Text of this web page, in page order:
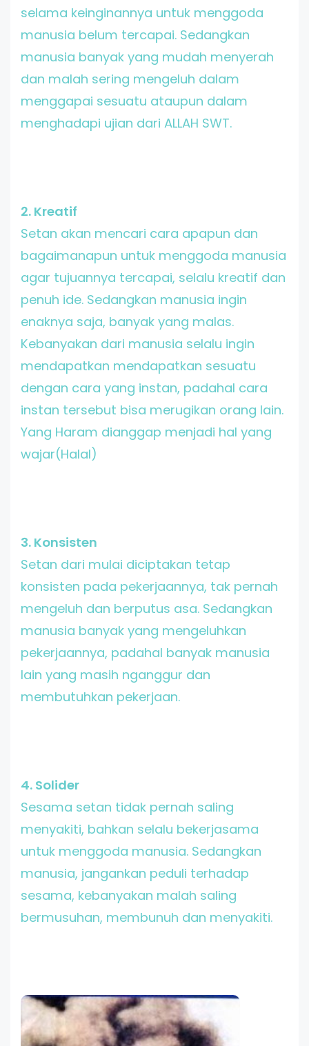
selama keinginannya untuk menggoda
manusia belum tercapai. Sedangkan
manusia banyak yang mudah menyerah
dan malah sering mengeluh dalam
menggapai sesuatu ataupun dalam
menghadapi ujian dari ALLAH SWT.
2. Kreatif
Setan akan mencari cara apapun dan
bagaimanapun untuk menggoda manusia
agar tujuannya tercapai, selalu kreatif dan
penuh ide. Sedangkan manusia ingin
enaknya saja, banyak yang malas.
Kebanyakan dari manusia selalu ingin
mendapatkan mendapatkan sesuatu
dengan cara yang instan, padahal cara
instan tersebut bisa merugikan orang lain.
Yang Haram dianggap menjadi hal yang
wajar(Halal)
3. Konsisten
Setan dari mulai diciptakan tetap
konsisten pada pekerjaannya, tak pernah
mengeluh dan berputus asa. Sedangkan
manusia banyak yang mengeluhkan
pekerjaannya, padahal banyak manusia
lain yang masih nganggur dan
membutuhkan pekerjaan.
4. Solider
Sesama setan tidak pernah saling
menyakiti, bahkan selalu bekerjasama
untuk menggoda manusia. Sedangkan
manusia, jangankan peduli terhadap
sesama, kebanyakan malah saling
bermusuhan, membunuh dan menyakiti.